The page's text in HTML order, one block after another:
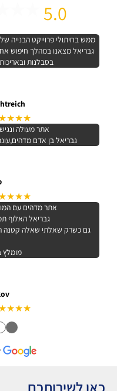
5.0
ממש בחיתולי פרוייקט הבנייה
גבריאל מצאנו במהלך חיפוש
בסבלנות
אתר מעולה
גבריאל בן אדם
אתר מדהים עם
גבריאל האלוף
גם כשרק שאלתי שאלה קטנה
מומלץ
●
כאן לשירותכם